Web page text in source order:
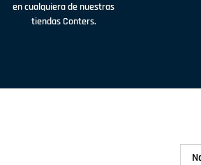
en cualquiera de nuestras
tiendas Conters.